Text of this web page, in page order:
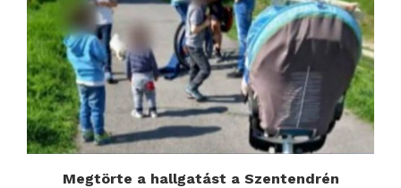
Megtörte a hallgatást a Szentendrén